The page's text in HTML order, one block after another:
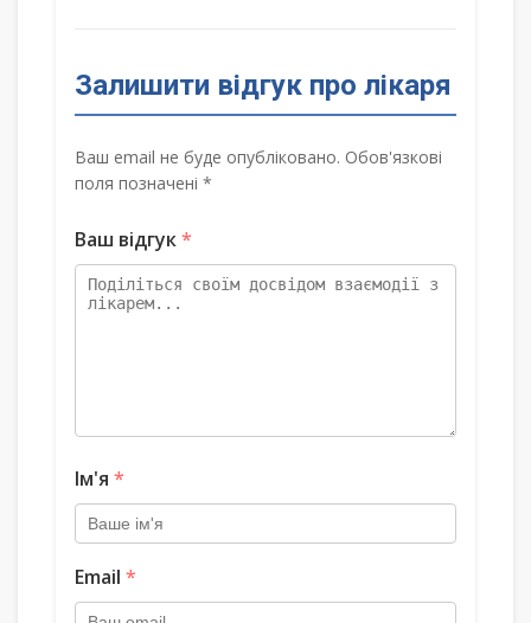
Залишити відгук про лікаря
Ваш email не буде опубліковано. Обов'язкові
поля позначені *
Ваш відгук*
Ім'я *
Email *